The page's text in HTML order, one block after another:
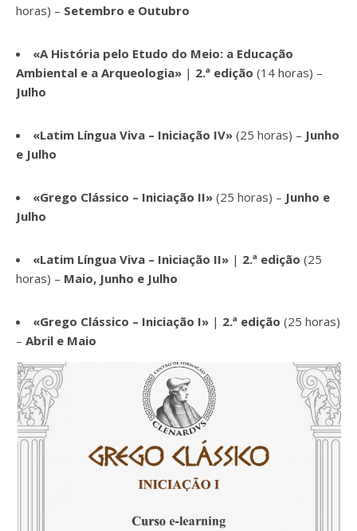
horas) – Setembro e Outubro
«A História pelo Etudo do Meio: a Educação
Ambiental e a Arqueologia» | 2.ª edição (14 horas) –
Julho
«Latim Língua Viva – Iniciação IV» (25 horas) – Junho
e Julho
«Grego Clássico – Iniciação II» (25 horas) – Junho e
Julho
«Latim Língua Viva – Iniciação II» | 2.ª edição (25
horas) – Maio, Junho e Julho
«Grego Clássico – Iniciação I» | 2.ª edição (25 horas)
– Abril e Maio